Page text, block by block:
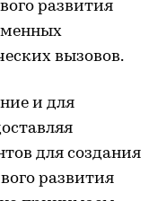
развития
вызовов.
и для
для создания
развития